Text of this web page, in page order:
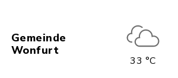
Gemeinde
Wonfurt
33 °C